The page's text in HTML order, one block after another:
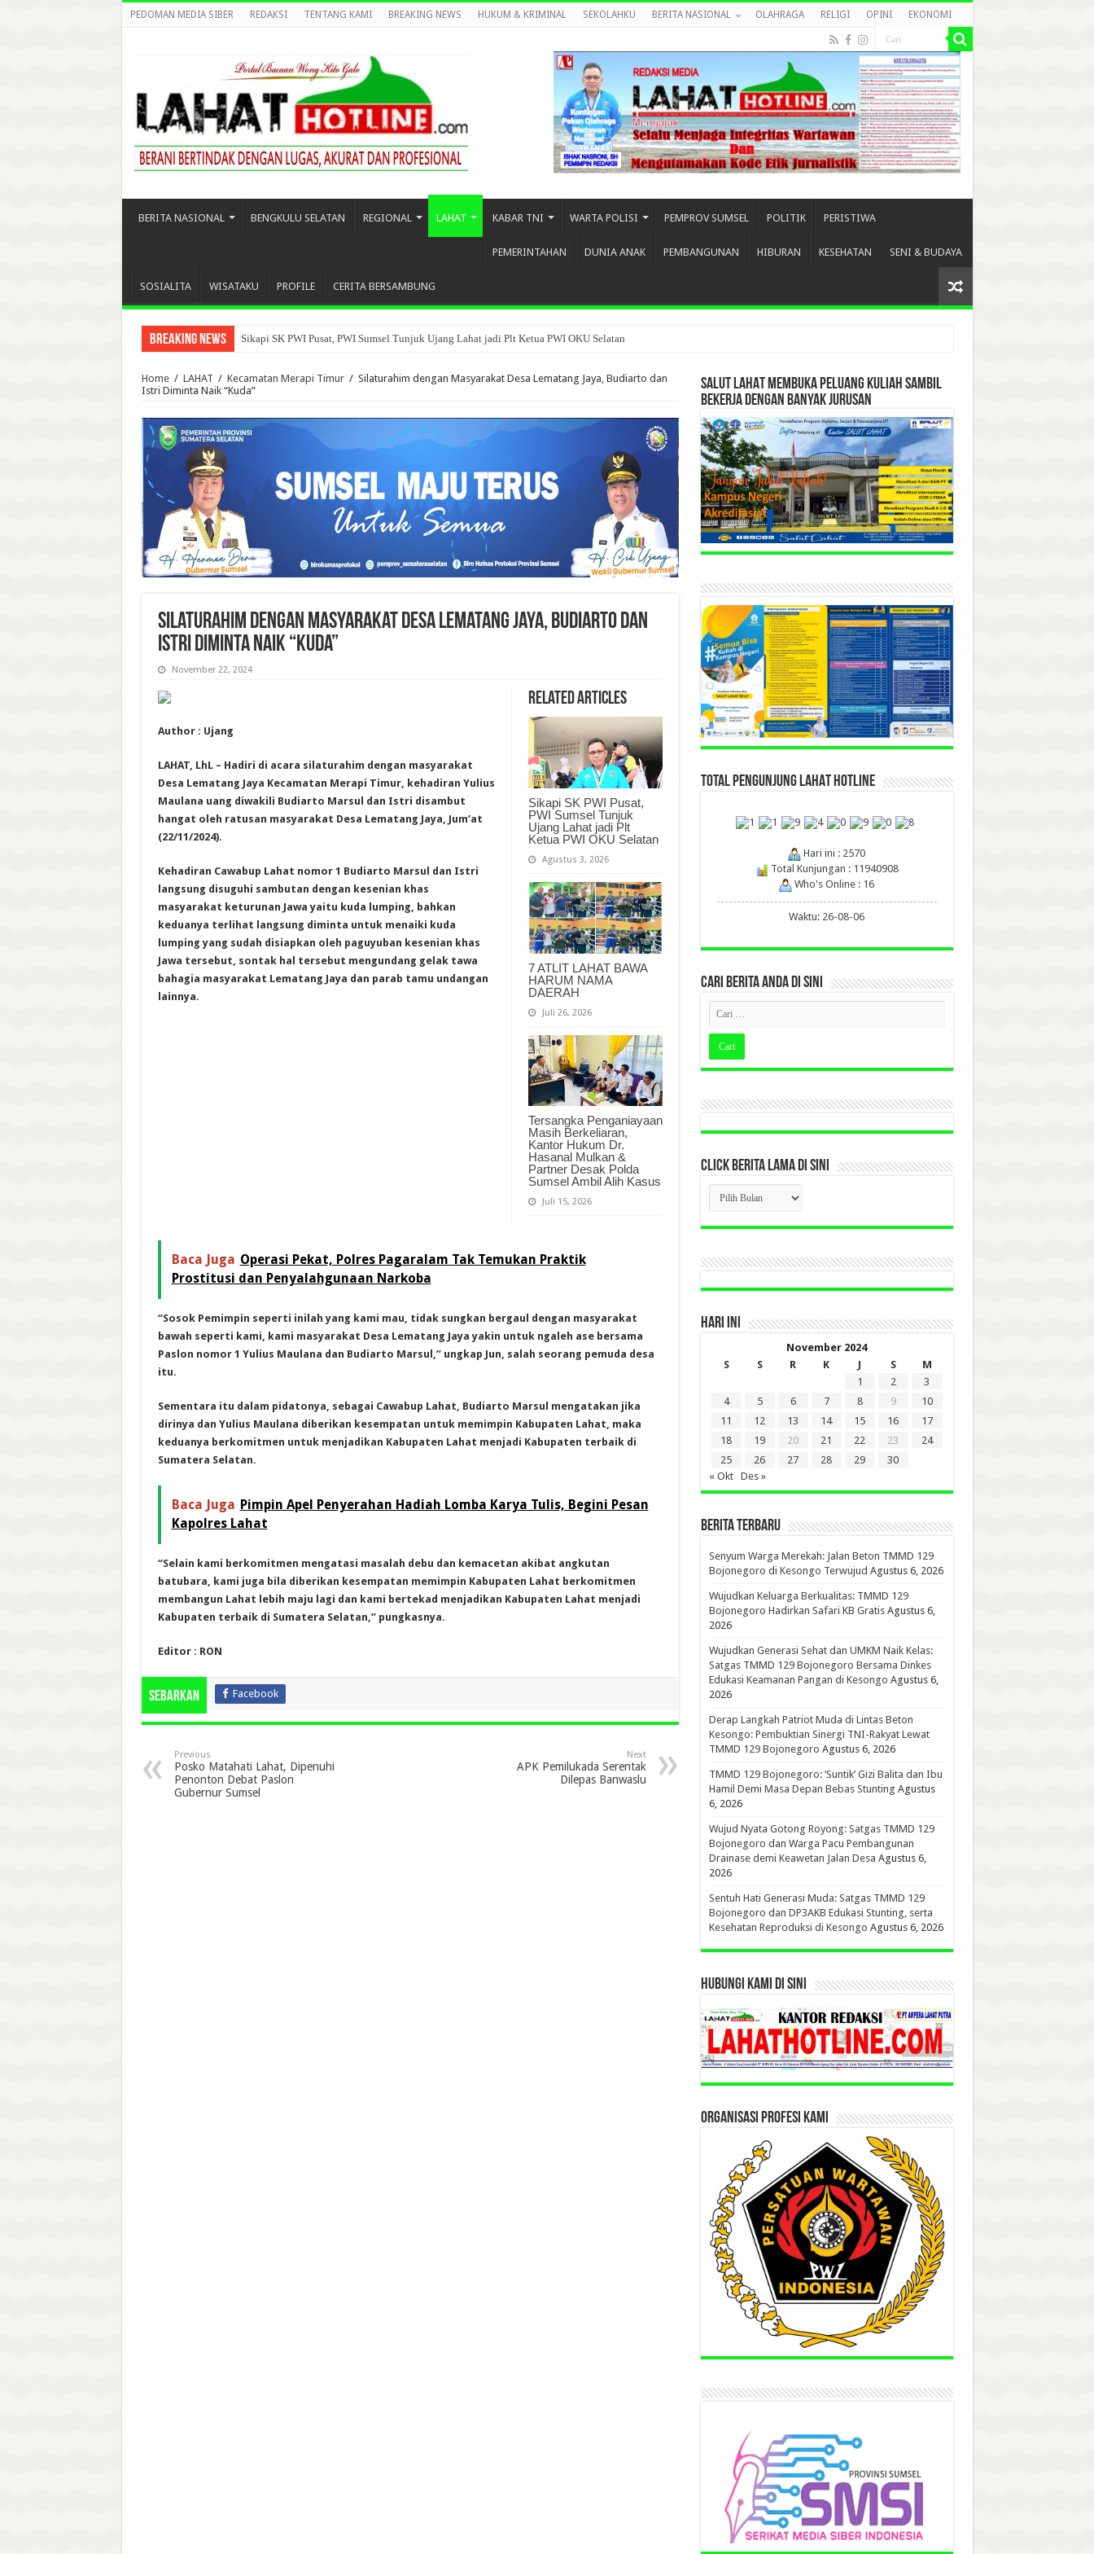
PEDOMAN MEDIA SIBER REDAKSI TENTANG KAMI BREAKING NEWS HUKUM & KRIMINAL SEKOLAHKU BERITA NASIONAL OLAHRAGA RELIGI OPINI EKONOMI
BERITA NASIONAL BENGKULU SELATAN REGIONAL LAHAT KABAR TNI WARTA POLISI PEMPROV SUMSEL POLITIK PERISTIWA
PEMERINTAHAN DUNIA ANAK PEMBANGUNAN HIBURAN KESEHATAN SENI & BUDAYA
SOSIALITA WISATAKU PROFILE CERITA BERSAMBUNG
Breaking News Sikapi SK PWI Pusat, PWI Sumsel Tunjuk Ujang Lahat jadi Plt Ketua PWI OKU Selatan
Home / LAHAT / Kecamatan Merapi Timur / Silaturahim dengan Masyarakat Desa Lematang Jaya, Budiarto dan
Istri Diminta Naik “Kuda”
Silaturahim dengan Masyarakat Desa Lematang Jaya, Budiarto dan
Istri Diminta Naik “Kuda”
November 22, 2024
Related Articles
Sikapi SK PWI Pusat,
PWI Sumsel Tunjuk
Ujang Lahat jadi Plt
Ketua PWI OKU Selatan
Agustus 3, 2026
7 ATLIT LAHAT BAWA
HARUM NAMA
DAERAH
Juli 26, 2026
Tersangka Penganiayaan
Masih Berkeliaran,
Kantor Hukum Dr.
Hasanal Mulkan &
Partner Desak Polda
Sumsel Ambil Alih Kasus
Juli 15, 2026
Author : Ujang
LAHAT, LhL – Hadiri di acara silaturahim dengan masyarakat
Desa Lematang Jaya Kecamatan Merapi Timur, kehadiran Yulius
Maulana uang diwakili Budiarto Marsul dan Istri disambut
hangat oleh ratusan masyarakat Desa Lematang Jaya, Jum’at
(22/11/2024).
Kehadiran Cawabup Lahat nomor 1 Budiarto Marsul dan Istri
langsung disuguhi sambutan dengan kesenian khas
masyarakat keturunan Jawa yaitu kuda lumping, bahkan
keduanya terlihat langsung diminta untuk menaiki kuda
lumping yang sudah disiapkan oleh paguyuban kesenian khas
Jawa tersebut, sontak hal tersebut mengundang gelak tawa
bahagia masyarakat Lematang Jaya dan parab tamu undangan
lainnya.
Baca Juga Operasi Pekat, Polres Pagaralam Tak Temukan Praktik
Prostitusi dan Penyalahgunaan Narkoba
“Sosok Pemimpin seperti inilah yang kami mau, tidak sungkan bergaul dengan masyarakat
bawah seperti kami, kami masyarakat Desa Lematang Jaya yakin untuk ngaleh ase bersama
Paslon nomor 1 Yulius Maulana dan Budiarto Marsul,” ungkap Jun, salah seorang pemuda desa
itu.
Sementara itu dalam pidatonya, sebagai Cawabup Lahat, Budiarto Marsul mengatakan jika
dirinya dan Yulius Maulana diberikan kesempatan untuk memimpin Kabupaten Lahat, maka
keduanya berkomitmen untuk menjadikan Kabupaten Lahat menjadi Kabupaten terbaik di
Sumatera Selatan.
Baca Juga Pimpin Apel Penyerahan Hadiah Lomba Karya Tulis, Begini Pesan
Kapolres Lahat
“Selain kami berkomitmen mengatasi masalah debu dan kemacetan akibat angkutan
batubara, kami juga bila diberikan kesempatan memimpin Kabupaten Lahat berkomitmen
membangun Lahat lebih maju lagi dan kami bertekad menjadikan Kabupaten Lahat menjadi
Kabupaten terbaik di Sumatera Selatan,” pungkasnya.
Editor : RON
Sebarkan Facebook
Previous
Posko Matahati Lahat, Dipenuhi
Penonton Debat Paslon
Gubernur Sumsel
Next
APK Pemilukada Serentak
Dilepas Banwaslu
SALUT LAHAT MEMBUKA PELUANG KULIAH SAMBIL
BEKERJA DENGAN BANYAK JURUSAN
TOTAL PENGUNJUNG LAHAT HOTLINE
Hari ini : 2570
Total Kunjungan : 11940908
Who's Online : 16
Waktu: 26-08-06
CARI BERITA ANDA DI SINI
CLICK BERITA LAMA DI SINI
CLICK
BERITA
LAMA
DI
HARI INI
November 2024
S
S R K J S
M
1
2
3
4
5 6 7 8 9
10
11
12 13 14 15 16
17
18
19 20 21 22 23
24
25
26 27 28 29
30
« Okt
Des »
BERITA TERBARU
Senyum Warga Merekah: Jalan Beton TMMD 129
Bojonegoro di Kesongo Terwujud Agustus 6, 2026
Wujudkan Keluarga Berkualitas: TMMD 129
Bojonegoro Hadirkan Safari KB Gratis Agustus 6,
2026
Wujudkan Generasi Sehat dan UMKM Naik Kelas:
Satgas TMMD 129 Bojonegoro Bersama Dinkes
Edukasi Keamanan Pangan di Kesongo Agustus 6,
2026
Derap Langkah Patriot Muda di Lintas Beton
Kesongo: Pembuktian Sinergi TNI-Rakyat Lewat
TMMD 129 Bojonegoro Agustus 6, 2026
TMMD 129 Bojonegoro: ‘Suntik’ Gizi Balita dan Ibu
Hamil Demi Masa Depan Bebas Stunting Agustus
6, 2026
Wujud Nyata Gotong Royong: Satgas TMMD 129
Bojonegoro dan Warga Pacu Pembangunan
Drainase demi Keawetan Jalan Desa Agustus 6,
2026
Sentuh Hati Generasi Muda: Satgas TMMD 129
Bojonegoro dan DP3AKB Edukasi Stunting, serta
Kesehatan Reproduksi di Kesongo Agustus 6, 2026
HUBUNGI KAMI DI SINI
ORGANISASI PROFESI KAMI